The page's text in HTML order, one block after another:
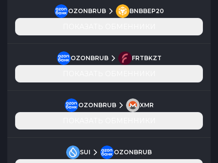
OZONBRUB BNBBEP20
OZONBRUB FRTBKZT
OZONBRUB XMR
SUI OZONBRUB